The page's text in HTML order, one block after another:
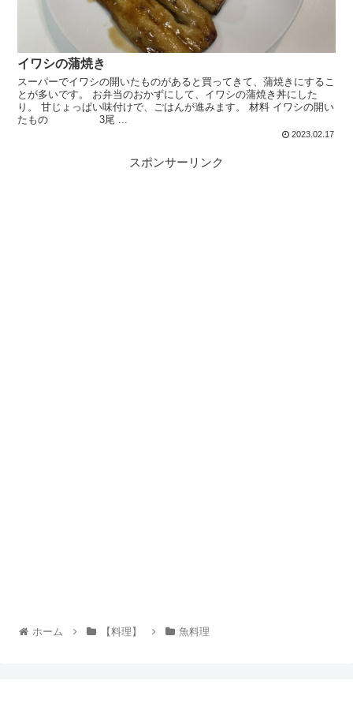
イワシの蒲焼き
スーパーでイワシの開いたものがあると買ってきて、蒲焼きにするこ
とが多いです。 お弁当のおかずにして、イワシの蒲焼き丼にした
り。 甘じょっぱい味付けで、ごはんが進みます。 材料 イワシの開い
たもの 3尾 ...
2023.02.17
スポンサーリンク
ホーム 【料理】 魚料理